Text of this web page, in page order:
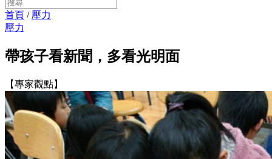
首頁 / 壓力
壓力
帶孩子看新聞，多看光明面
【專家觀點】